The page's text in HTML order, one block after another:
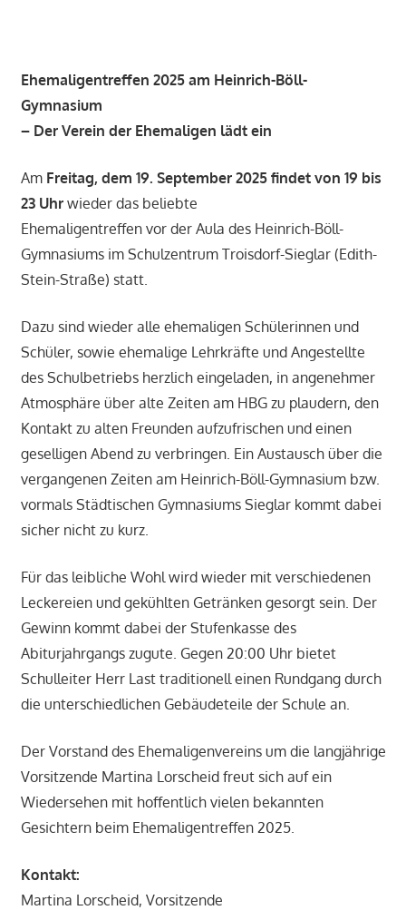
Ehemaligentreffen 2025 am Heinrich-Böll-
Gymnasium
– Der Verein der Ehemaligen lädt ein
Am Freitag, dem 19. September 2025 findet von 19 bis
23 Uhrwieder das beliebte
Ehemaligentreffen vor der Aula des Heinrich-Böll-
Gymnasiums im Schulzentrum Troisdorf-Sieglar (Edith-
Stein-Straße) statt.
Dazu sind wieder alle ehemaligen Schülerinnen und
Schüler, sowie ehemalige Lehrkräfte und Angestellte
des Schulbetriebs herzlich eingeladen, in angenehmer
Atmosphäre über alte Zeiten am HBG zu plaudern, den
Kontakt zu alten Freunden aufzufrischen und einen
geselligen Abend zu verbringen. Ein Austausch über die
vergangenen Zeiten am Heinrich-Böll-Gymnasium bzw.
vormals Städtischen Gymnasiums Sieglar kommt dabei
sicher nicht zu kurz.
Für das leibliche Wohl wird wieder mit verschiedenen
Leckereien und gekühlten Getränken gesorgt sein. Der
Gewinn kommt dabei der Stufenkasse des
Abiturjahrgangs zugute. Gegen 20:00 Uhr bietet
Schulleiter Herr Last traditionell einen Rundgang durch
die unterschiedlichen Gebäudeteile der Schule an.
Der Vorstand des Ehemaligenvereins um die langjährige
Vorsitzende Martina Lorscheid freut sich auf ein
Wiedersehen mit hoffentlich vielen bekannten
Gesichtern beim Ehemaligentreffen 2025.
Kontakt:
Martina Lorscheid, Vorsitzende